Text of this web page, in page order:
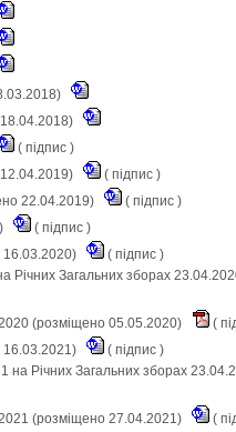
( підпис )
( підпис )
22.04.2019)
( підпис )
( підпис )
16.03.2020)
( підпис )
Річних Загальних зборах
(розміщено 05.05.2020)
(
16.03.2021)
( підпис )
на Річних Загальних зборах
(розміщено 27.04.2021)
(